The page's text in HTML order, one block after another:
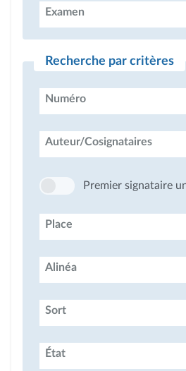
Examen
Recherche par critères
Numéro
Auteur/Cosignataires
Premier signataire
Place
Alinéa
Sort
État